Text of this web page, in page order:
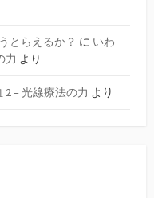
とらえるか？ に いわ
力 より
2 – 光線療法の力 より